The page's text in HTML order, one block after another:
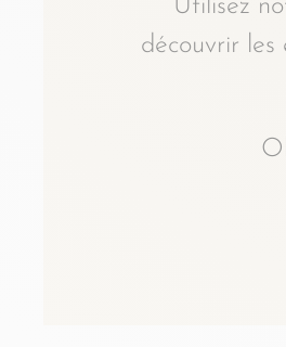
Utilisez
découvrir les